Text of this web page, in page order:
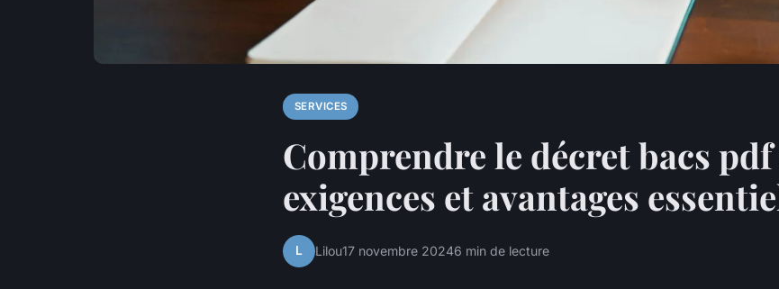
SERVICES
Comprendre le décret bacs pdf
exigences et avantages
L Lilou17 novembre 20246 min de lecture